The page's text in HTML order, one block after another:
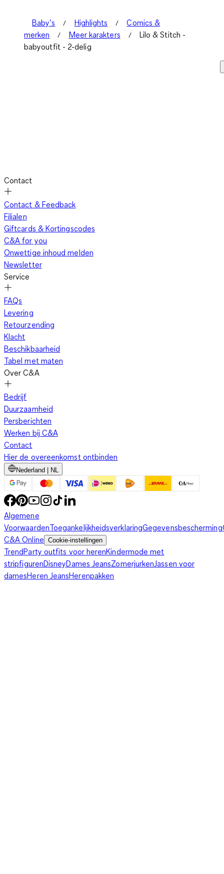
Baby’s Highlights
Comics &
merken
Meer karakters
Lilo & Stitch -
babyoutfit - 2-delig
Contact
Contact & Feedback
Filialen
Giftcards & Kortingscodes
C&A for you
Onwettige inhoud melden
Newsletter
Service
FAQs
Levering
Retourzending
Klacht
Beschikbaarheid
Tabel met maten
Over C&A
Bedrijf
Duurzaamheid
Persberichten
Werken bij C&A
Contact
Hier de overeenkomst ontbinden
Nederland | NL
Algemene
VoorwaardenToegankelijkheidsverklaringGegevensbescherming
C&A Online Cookie-instellingen
TrendParty outfits voor herenKindermode met
stripfigurenDisneyDames JeansZomerjurkenJassen voor
damesHeren JeansHerenpakken